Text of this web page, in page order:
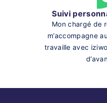
Suivi
Mon chargé de
m’accompagne
travaille avec